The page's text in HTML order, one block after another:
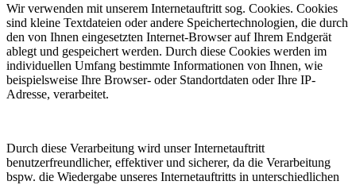
Wir verwenden mit unserem Internetauftritt sog. Cookies. Cookies
sind kleine Textdateien oder andere Speichertechnologien, die durch
den von Ihnen eingesetzten Internet-Browser auf Ihrem Endgerät
ablegt und gespeichert werden. Durch diese Cookies werden im
individuellen Umfang bestimmte Informationen von Ihnen, wie
beispielsweise Ihre Browser- oder Standortdaten oder Ihre IP-
Adresse, verarbeitet.
Durch diese Verarbeitung wird unser Internetauftritt
benutzerfreundlicher, effektiver und sicherer, da die Verarbeitung
bspw. die Wiedergabe unseres Internetauftritts in unterschiedlichen